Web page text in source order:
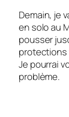
Demain, je
en solo au
pousser
protections
Je pourrai
problème.